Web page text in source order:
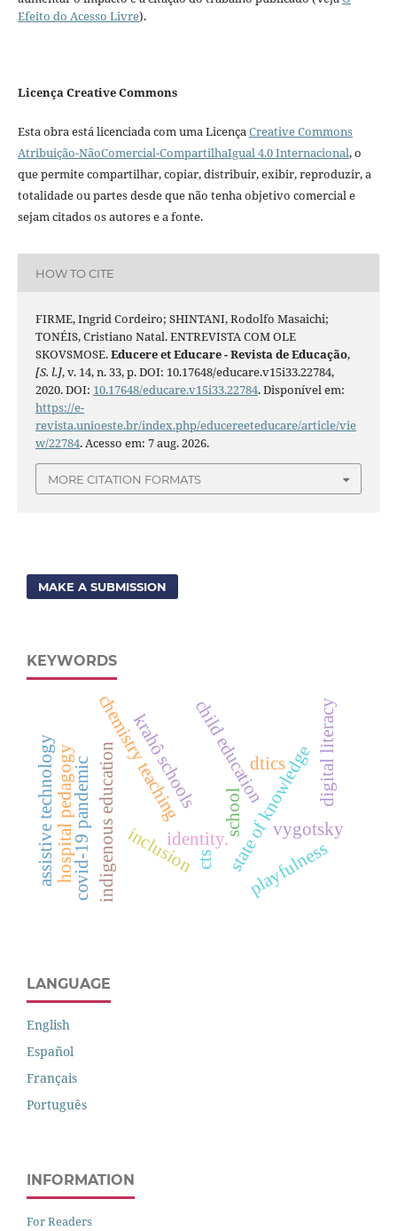
Efeito do Acesso Livre).
Licença Creative Commons
Esta obra está licenciada com uma LicençaCreative Commons
Atribuição-NãoComercial-CompartilhaIgual 4.0 Internacional, o
que permite compartilhar, copiar, distribuir, exibir, reproduzir, a
totalidade ou partes desde que não tenha objetivo comercial e
sejam citados os autores e a fonte.
HOW TO CITE
FIRME, Ingrid Cordeiro; SHINTANI, Rodolfo Masaichi;
TONÉIS, Cristiano Natal. ENTREVISTA COM OLE
SKOVSMOSE.Educere et Educare - Revista de Educação,
[S. l.], v. 14, n. 33, p. DOI: 10.17648/educare.v15i33.22784,
2020. DOI: 10.17648/educare.v15i33.22784. Disponível em:
https://e-
revista.unioeste.br/index.php/educereeteducare/article/vie
w/22784. Acesso em: 7 aug. 2026.
MORE CITATION FORMATS
MAKE A SUBMISSION
KEYWORDS
indigenous educationkrahô schools
identity.state of knowledge
school
child education
chemistry teaching
vygotsky
cts
covid-19 pandemic
hospital pedagogy inclusion playfulness
assistive technology digital literacy
dtics
LANGUAGE
English
Español
Français
Português
INFORMATION
For Readers